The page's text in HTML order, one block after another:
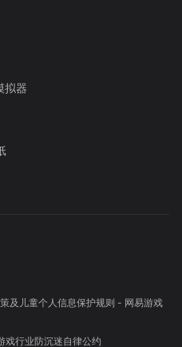
拟器
及儿童个人信息保护规则 - 网易游戏
戏行业防沉迷自律公约